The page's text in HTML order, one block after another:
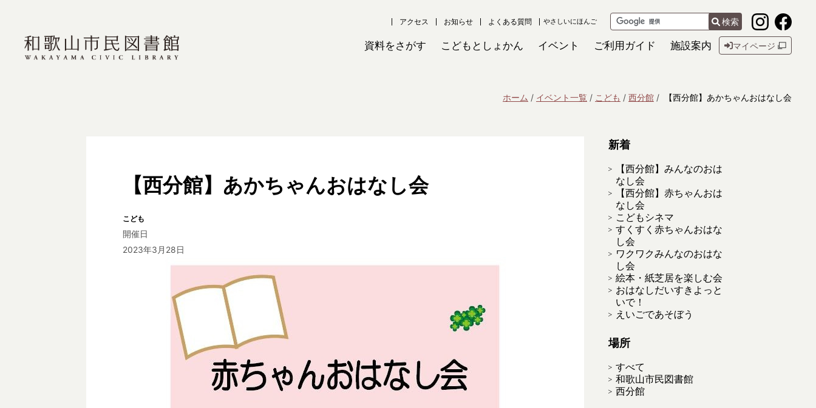
アクセス お知らせ よくある質問 やさしいにほんご 検索
資料をさがす こどもとしょかん イベント ご利用ガイド 施設案内 マイページ
ホーム イベント一覧 こども 西分館 【西分館】あかちゃんおはなし会
【西分館】あかちゃんおはなし会
こども
開催日
2023年3月28日
新着
【西分館】みんなのおは
なし会
【西分館】赤ちゃんおは
なし会
こどもシネマ
すくすく赤ちゃんおはな
し会
ワクワクみんなのおはな
し会
絵本・紙芝居を楽しむ会
おはなしだいすきよっと
いで！
えいごであそぼう
場所
すべて
和歌山市民図書館
西分館